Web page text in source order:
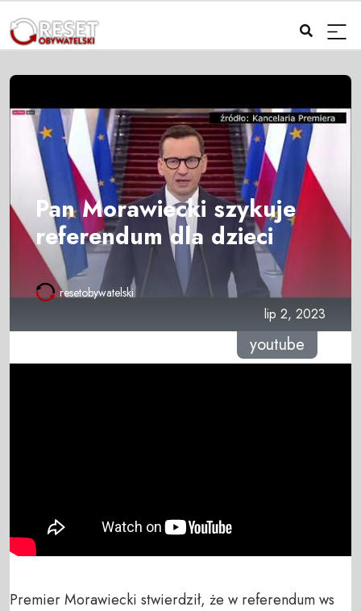
Pan Morawiecki szykuje
referendum dla dzieci
resetobywatelski
lip 2, 2023
youtube
Premier Morawiecki stwierdził, że w referendum ws